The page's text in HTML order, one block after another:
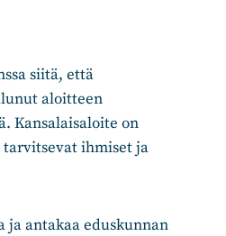
siitä, että
aloitteen
Kansalaisaloite on
ihmiset ja
antakaa eduskunnan